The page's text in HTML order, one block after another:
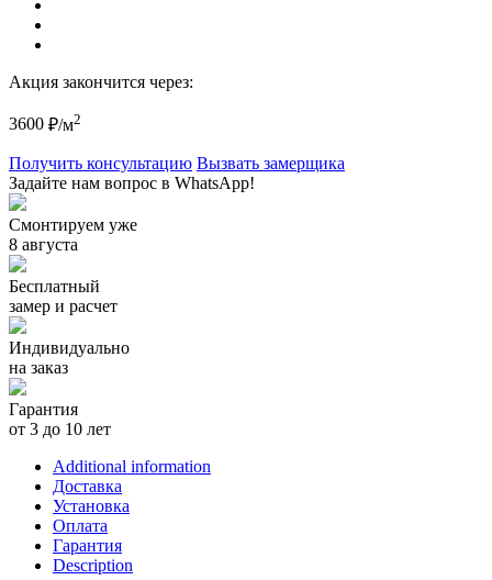
Акция закончится через:
3600 ₽/м2
Получить консультацию Вызвать замерщика
Задайте нам вопрос в WhatsApp!
Смонтируем уже
8 августа
Бесплатный
замер и расчет
Индивидуально
на заказ
Гарантия
от 3 до 10 лет
Additional information
Доставка
Установка
Оплата
Гарантия
Description